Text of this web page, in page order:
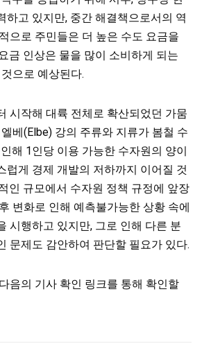
하고 있지만, 중간 해결책으로서의 역
으로 주민들은 더 높은 수도 요금을
금 인상은 물을 많이 소비하게 되는
으로 예상된다.
시작해 대륙 전체로 확산되었던 가뭄
베(Elbe) 강의 주류와 지류가 봄철 수
해 1인당 이용 가능한 수자원의 양이
럽게 경제 개발의 저하까지 이어질 것
인 규모에서 수자원 정책 규정에 앞장
변화로 인해 예측불가능한 상황 속에
시행하고 있지만, 그로 인해 다른 분
문제도 감안하여 판단할 필요가 있다.
음의 기사 확인 링크를 통해 확인할